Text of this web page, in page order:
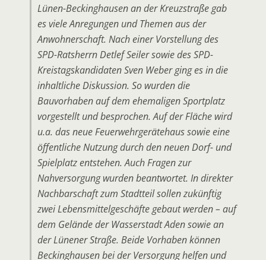
Lünen-Beckinghausen an der Kreuzstraße gab
es viele Anregungen und Themen aus der
Anwohnerschaft. Nach einer Vorstellung des
SPD-Ratsherrn Detlef Seiler sowie des SPD-
Kreistagskandidaten Sven Weber ging es in die
inhaltliche Diskussion. So wurden die
Bauvorhaben auf dem ehemaligen Sportplatz
vorgestellt und besprochen. Auf der Fläche wird
u.a. das neue Feuerwehrgerätehaus sowie eine
öffentliche Nutzung durch den neuen Dorf- und
Spielplatz entstehen. Auch Fragen zur
Nahversorgung wurden beantwortet. In direkter
Nachbarschaft zum Stadtteil sollen zukünftig
zwei Lebensmittelgeschäfte gebaut werden – auf
dem Gelände der Wasserstadt Aden sowie an
der Lünener Straße. Beide Vorhaben können
Beckinghausen bei der Versorgung helfen und